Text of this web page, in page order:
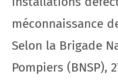
méconnaissance
Selon la Brigade
Pompiers (BNSP),